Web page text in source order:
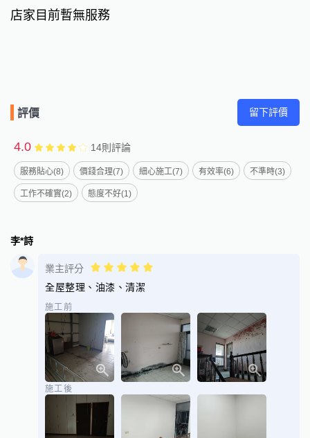
店家目前暫無服務
評價 留下評價
4.0 14則評論
服務貼心(8) 價錢合理(7) 細心施工(7) 有效率(6) 不準時(3)
工作不確實(2) 態度不好(1)
李*詩
業主評分
全屋整理、油漆、清潔
施工前
施工後